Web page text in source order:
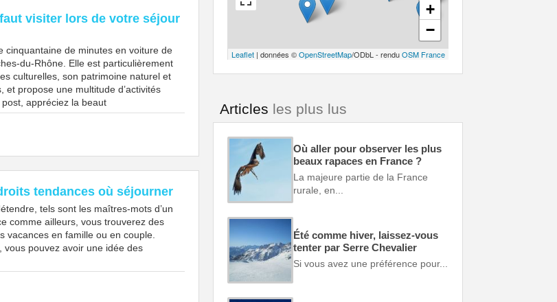
visiter lors de votre séjour
cinquantaine de minutes en voiture de
du-Rhône. Elle est particulièrement
culturelles, son patrimoine naturel et
et propose une multitude d’activités
appréciez la beaut
tendances où séjourner
tels sont les maîtres-mots d’un
comme ailleurs, vous trouverez des
vacances en famille ou en couple.
vous pouvez avoir une idée des
+
−
Leaflet | données ©OpenStreetMap/ODbL - renduOSM France
Articles les plus lus
Où aller pour observer les plus
beaux rapaces en France ?
La majeure partie de la France
rurale, en...
Été comme hiver, laissez-vous
tenter par Serre Chevalier
Si vous avez une préférence pour...